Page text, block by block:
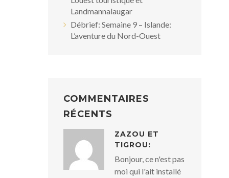
Landmannalaugar
Débrief: Semaine 9 – Islande:
L’aventure du Nord-Ouest
COMMENTAIRES
RÉCENTS
ZAZOU ET
TIGROU:
Bonjour, ce n'est pas
moi qui l'ait installé